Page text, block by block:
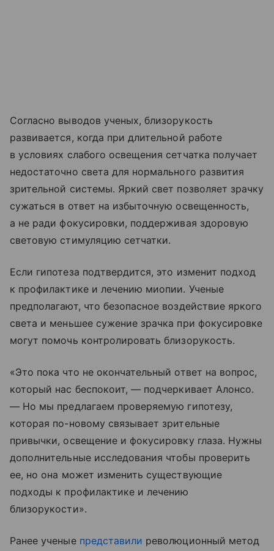
Согласно выводов ученых, близорукость
развивается, когда при длительной работе
в условиях слабого освещения сетчатка получает
недостаточно света для нормального развития
зрительной системы. Яркий свет позволяет зрачку
сужаться в ответ на избыточную освещенность,
а не ради фокусировки, поддерживая здоровую
световую стимуляцию сетчатки.
Если гипотеза подтвердится, это изменит подход
к профилактике и лечению миопии. Ученые
предполагают, что безопасное воздействие яркого
света и меньшее сужение зрачка при фокусировке
могут помочь контролировать близорукость.
«Это пока что не окончательный ответ на вопрос,
который нас беспокоит, — подчеркивает Алонсо.
— Но мы предлагаем проверяемую гипотезу,
которая по-новому связывает зрительные
привычки, освещение и фокусировку глаза. Нужны
дополнительные исследования чтобы проверить
ее, но она может изменить существующие
подходы к профилактике и лечению
близорукости».
Ранее ученые представили революционный метод